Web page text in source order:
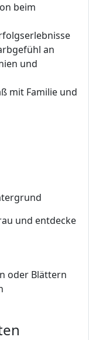
beim
an
und
mit Familie und
und entdecke
oder Blättern